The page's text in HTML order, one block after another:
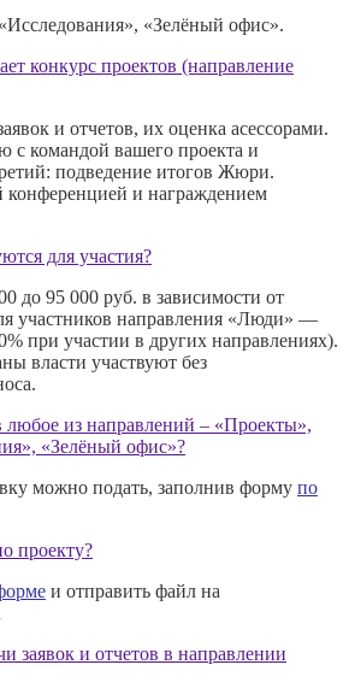
«Зелёный офис».
конкурс проектов (направление
и отчетов, их оценка асессорами.
с командой вашего проекта и
подведение итогов Жюри.
конференцией и награждением
для участия?
до 95 000 руб. в зависимости от
участников направления «Люди» —
при участии в других направлениях).
власти участвуют без
любое из направлений – «Проекты»,
«Зелёный офис»?
можно подать, заполнив форму по
проекту?
и отправить файл на
заявок и отчетов в направлении